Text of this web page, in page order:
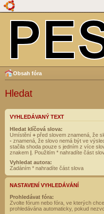
Obsah fóra
Hledat
VYHLEDÁVANÝ TEXT
Hledat klíčová slova:
Umístění + před slovem znamená, že
- znamená, že slovo nemá být ve
stačila shoda pouze s jedním z více
znakem | . Použitím * nahradíte část
Vyhledat autora:
Zadáním * nahradíte část slova
NASTAVENÍ VYHLEDÁVÁNÍ
Prohledávat fóra:
Zvolte fórum nebo fóra, ve kterých
prohledávána automaticky, pokud